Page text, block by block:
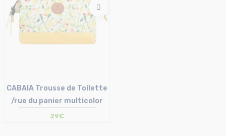
CABAIA Trousse de Toilette
/rue du panier multicolor
29€